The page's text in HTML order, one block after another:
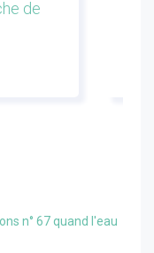
de
n° 67 quand l'eau